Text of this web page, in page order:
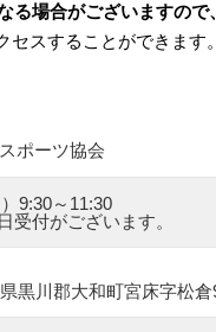
場合がございますので
スすることができます。
ポーツ協会
9:30～11:30
付がございます。
黒川郡大和町宮床字松倉